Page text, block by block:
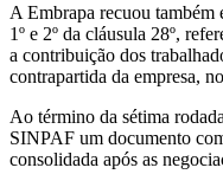
A Embrapa recuou também
1º e 2º da cláusula 28º,
a contribuição dos
contrapartida da empresa,
Ao término da sétima
SINPAF um documento
consolidada após as